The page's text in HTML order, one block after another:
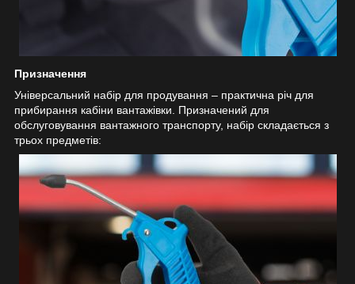
Призначення
Універсальний набір для продування – практична річ для
прибирання кабіни вантажівки. Призначений для
обслуговування вантажного транспорту, набір складається з
трьох предметів: